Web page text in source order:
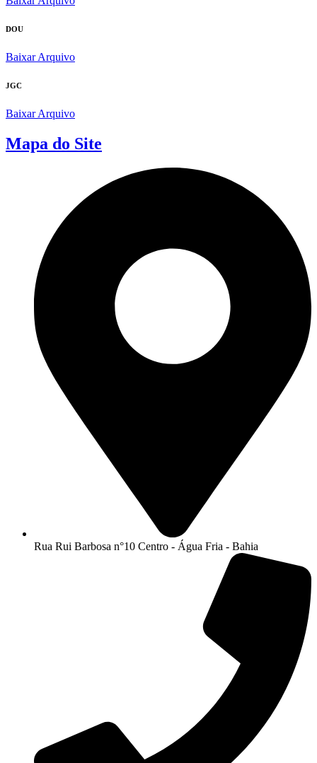
DOU
Baixar Arquivo
JGC
Baixar Arquivo
Mapa do Site
Rua Rui Barbosa n°10 Centro - Água Fria - Bahia